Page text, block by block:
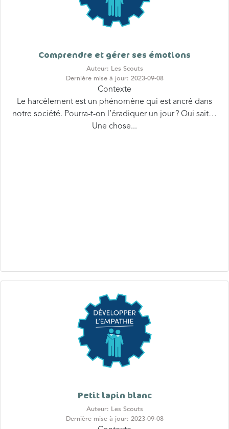
Auteur: Les Scouts
Dernière mise à jour: 2023-09-08
Contexte
Le harcèlement est un phénomène qui est ancré dans
notre société. Pourra-t-on l’éradiquer un jour ? Qui sait…
Une chose...
Auteur: Les Scouts
Dernière mise à jour: 2023-09-08
Contexte
Le harcèlement est un phénomène qui est ancré dans